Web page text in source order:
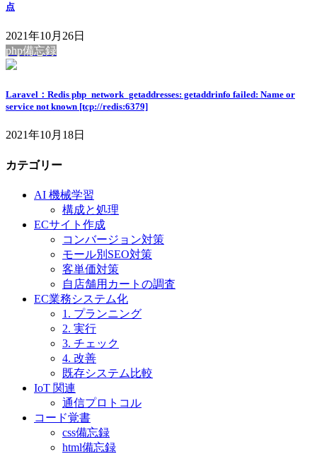
点
2021年10月26日
php備忘録
Laravel：Redis php_network_getaddresses: getaddrinfo failed: Name or
service not known [tcp://redis:6379]
2021年10月18日
カテゴリー
AI 機械学習
構成と処理
ECサイト作成
コンバージョン対策
モール別SEO対策
客単価対策
自店舗用カートの調査
EC業務システム化
1. プランニング
2. 実行
3. チェック
4. 改善
既存システム比較
IoT 関連
通信プロトコル
コード覚書
css備忘録
html備忘録